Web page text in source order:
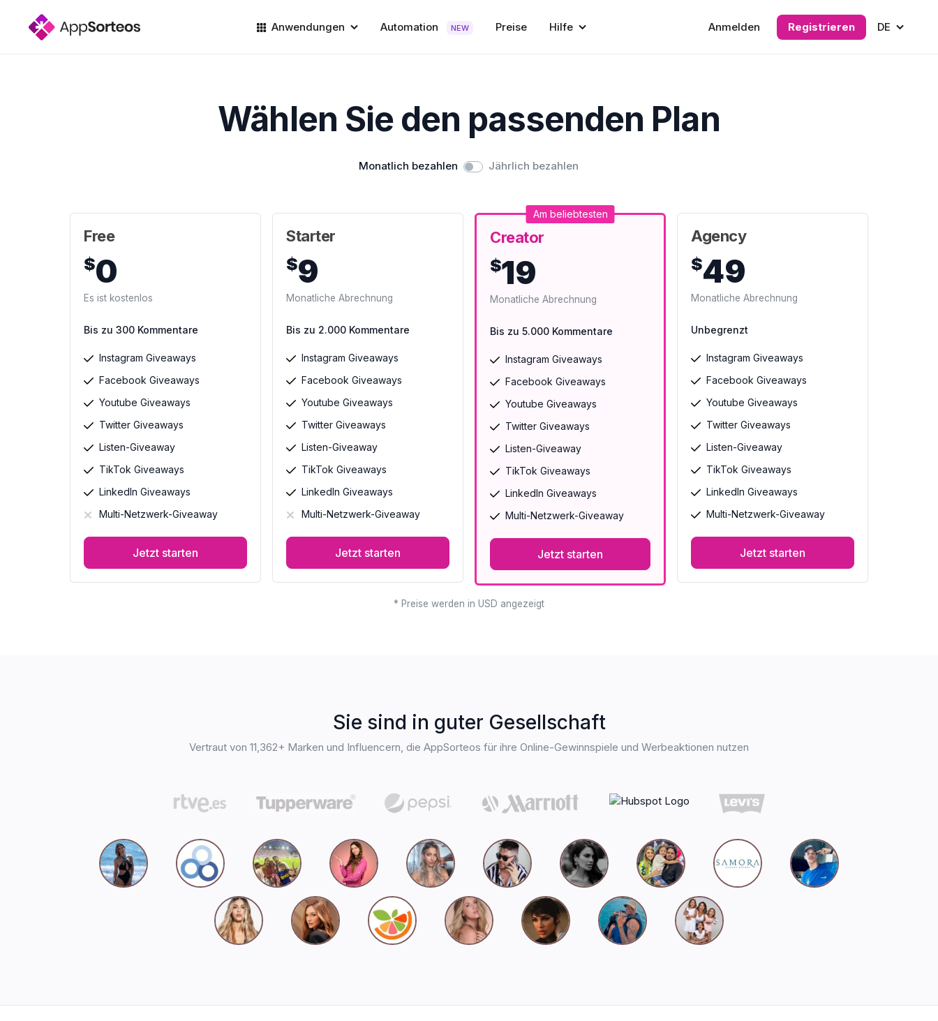
Anwendungen Automation NEW Preise Hilfe Anmelden Registrieren DE
Wählen Sie den passenden Plan
Monatlich bezahlen Jährlich bezahlen
Free
$0
Es ist kostenlos
Bis zu 300 Kommentare
Instagram Giveaways
Facebook Giveaways
Youtube Giveaways
Twitter Giveaways
Listen-Giveaway
TikTok Giveaways
LinkedIn Giveaways
Multi-Netzwerk-Giveaway
Jetzt starten
Starter
$9
Monatliche Abrechnung
Bis zu 2.000 Kommentare
Instagram Giveaways
Facebook Giveaways
Youtube Giveaways
Twitter Giveaways
Listen-Giveaway
TikTok Giveaways
LinkedIn Giveaways
Multi-Netzwerk-Giveaway
Jetzt starten
Am beliebtesten
Creator
$19
Monatliche Abrechnung
Bis zu 5.000 Kommentare
Instagram Giveaways
Facebook Giveaways
Youtube Giveaways
Twitter Giveaways
Listen-Giveaway
TikTok Giveaways
LinkedIn Giveaways
Multi-Netzwerk-Giveaway
Jetzt starten
Agency
$49
Monatliche Abrechnung
Unbegrenzt
Instagram Giveaways
Facebook Giveaways
Youtube Giveaways
Twitter Giveaways
Listen-Giveaway
TikTok Giveaways
LinkedIn Giveaways
Multi-Netzwerk-Giveaway
Jetzt starten
* Preise werden in USD angezeigt
Sie sind in guter Gesellschaft
Vertraut von 11,362+ Marken und Influencern, die AppSorteos für ihre Online-Gewinnspiele und Werbeaktionen nutzen